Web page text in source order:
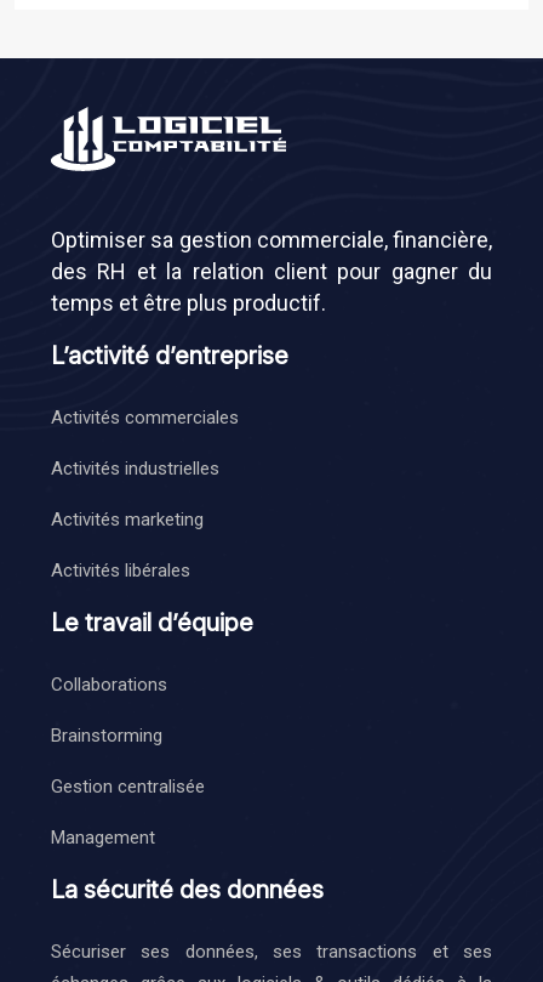
Optimiser sa gestion commerciale, financière,
des RH et la relation client pour gagner du
temps et être plus productif.
L’activité d’entreprise
Activités commerciales
Activités industrielles
Activités marketing
Activités libérales
Le travail d’équipe
Collaborations
Brainstorming
Gestion centralisée
Management
La sécurité des données
Sécuriser ses données, ses transactions et ses